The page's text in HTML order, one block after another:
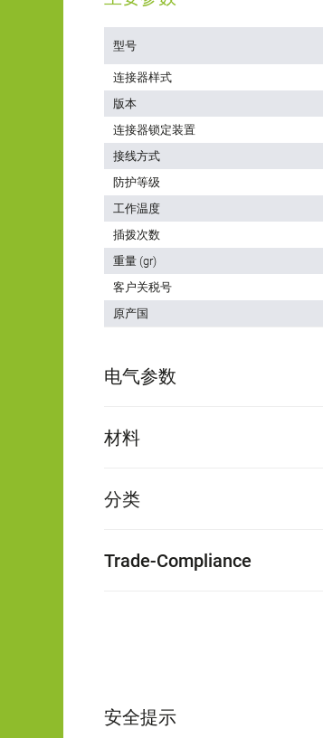
型号
连接器样式
版本
连接器锁定装置
接线方式
防护等级
工作温度
插拨次数
重量 (gr)
客户关税号
原产国
电气参数
材料
分类
Trade-Compliance
安全提示